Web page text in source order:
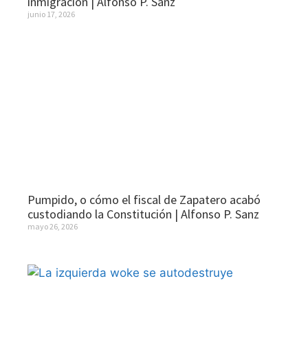
junio 17, 2026
Pumpido, o cómo el fiscal de Zapatero acabó
custodiando la Constitución | Alfonso P. Sanz
mayo 26, 2026